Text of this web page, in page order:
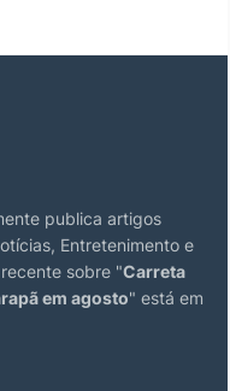
publica artigos
Entretenimento e
sobre "Carreta
em agosto" está em